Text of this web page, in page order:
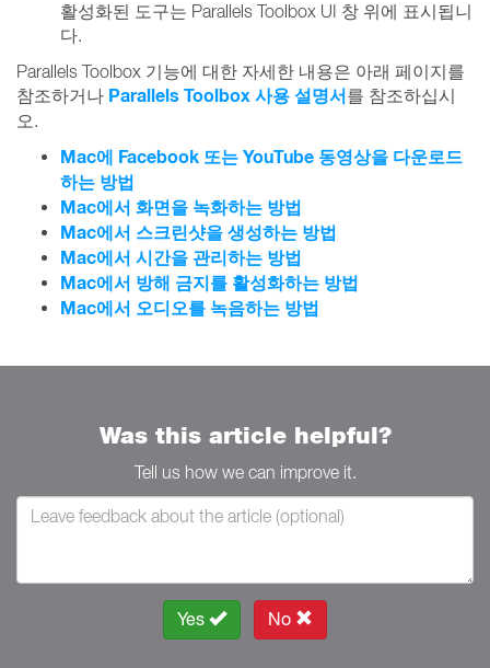
활성화된 도구는 Parallels Toolbox UI 창 위에 표시됩니
다.
Parallels Toolbox 기능에 대한 자세한 내용은 아래 페이지를
참조하거나 Parallels Toolbox 사용 설명서를 참조하십시
오.
Mac에 Facebook 또는 YouTube 동영상을 다운로드
하는 방법
Mac에서 화면을 녹화하는 방법
Mac에서 스크린샷을 생성하는 방법
Mac에서 시간을 관리하는 방법
Mac에서 방해 금지를 활성화하는 방법
Mac에서 오디오를 녹음하는 방법
Was this article helpful?
Tell us how we can improve it.
Yes No